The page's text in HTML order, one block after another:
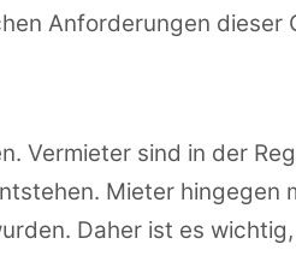
Anforderungen
Vermieter sind in der
Mieter hingegen
Daher ist es